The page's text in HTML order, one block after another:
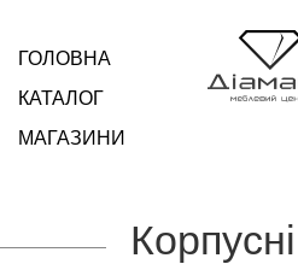
ГОЛОВНА
КАТАЛОГ
МАГАЗИНИ